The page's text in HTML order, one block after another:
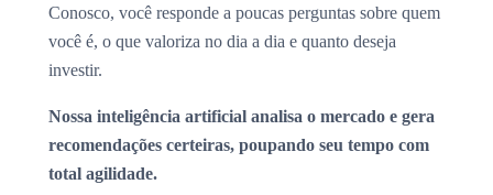
Conosco, você responde a poucas perguntas sobre quem
você é, o que valoriza no dia a dia e quanto deseja
investir.
Nossa inteligência artificial analisa o mercado e gera
recomendações certeiras, poupando seu tempo com
total agilidade.